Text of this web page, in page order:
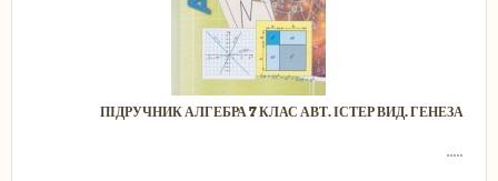
ПІДРУЧНИК АЛГЕБРА 7 КЛАС АВТ. ІСТЕР ВИД. ГЕНЕЗА
.....